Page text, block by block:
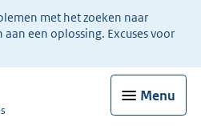
met het zoeken naar
een oplossing. Excuses voor
Menu